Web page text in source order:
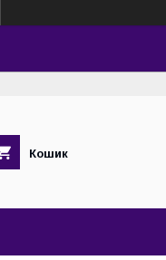
Кошик